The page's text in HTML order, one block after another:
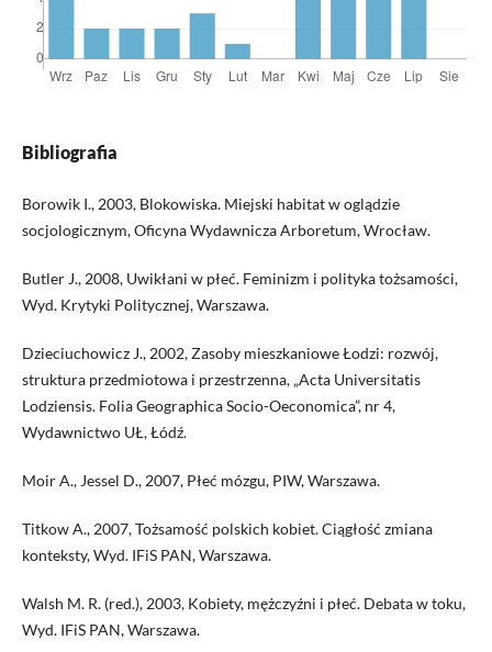
Bibliografia
Borowik I., 2003, Blokowiska. Miejski habitat w oglądzie
socjologicznym, Oficyna Wydawnicza Arboretum, Wrocław.
Butler J., 2008, Uwikłani w płeć. Feminizm i polityka tożsamości,
Wyd. Krytyki Politycznej, Warszawa.
Dzieciuchowicz J., 2002, Zasoby mieszkaniowe Łodzi: rozwój,
struktura przedmiotowa i przestrzenna, „Acta Universitatis
Lodziensis. Folia Geographica Socio-Oeconomica”, nr 4,
Wydawnictwo UŁ, Łódź.
Moir A., Jessel D., 2007, Płeć mózgu, PIW, Warszawa.
Titkow A., 2007, Tożsamość polskich kobiet. Ciągłość zmiana
konteksty, Wyd. IFiS PAN, Warszawa.
Walsh M. R. (red.), 2003, Kobiety, mężczyźni i płeć. Debata w toku,
Wyd. IFiS PAN, Warszawa.